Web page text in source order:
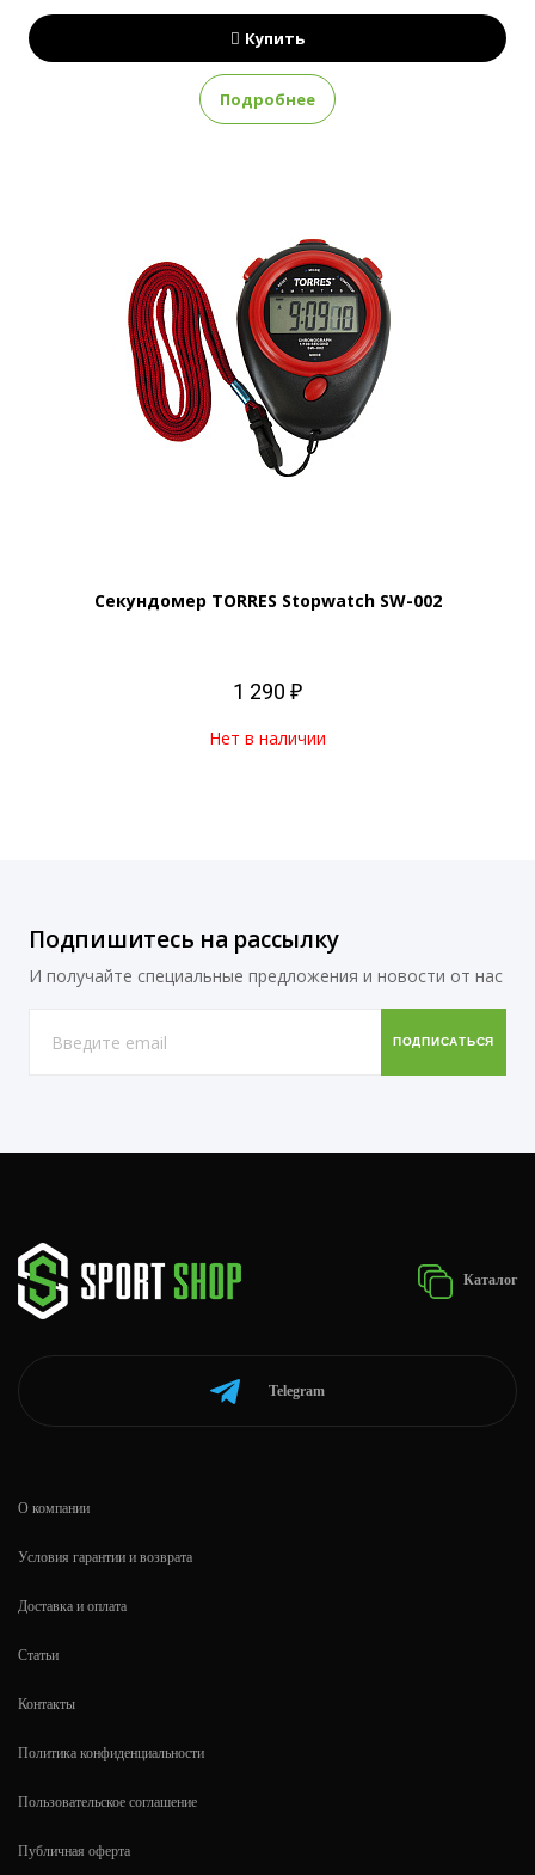
Купить
Подробнее
Секундомер TORRES Stopwatch SW-002
1 290 ₽
Нет в наличии
Подпишитесь на рассылку
И получайте специальные предложения и новости от нас
Каталог
Telegram
О компании
Условия гарантии и возврата
Доставка и оплата
Статьи
Контакты
Политика конфиденциальности
Пользовательское соглашение
Публичная оферта